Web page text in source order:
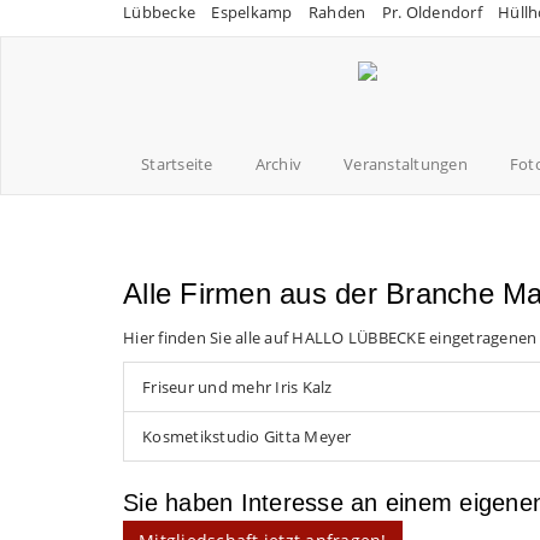
Lübbecke Espelkamp Rahden Pr. Oldendorf
Startseite Archiv Veranstaltungen
Alle Firmen aus der Branche
Hier finden Sie alle auf HALLO LÜBBECKE
Friseur und mehr Iris Kalz
Kosmetikstudio Gitta Meyer
Sie haben Interesse an einem